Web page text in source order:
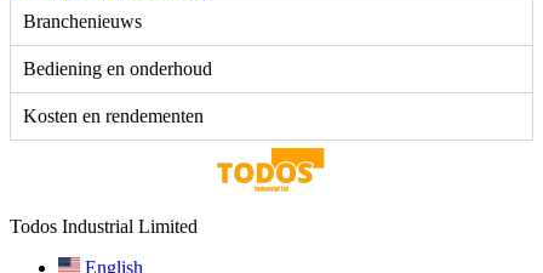
Branchenieuws
Bediening en onderhoud
Kosten en rendementen
Todos Industrial Limited
English